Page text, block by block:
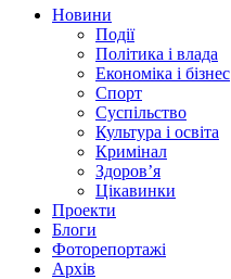
Новини
Події
Політика і влада
Економіка і бізнес
Спорт
Суспільство
Культура і освіта
Кримінал
Здоров’я
Цікавинки
Проекти
Блоги
Фоторепортажі
Архів